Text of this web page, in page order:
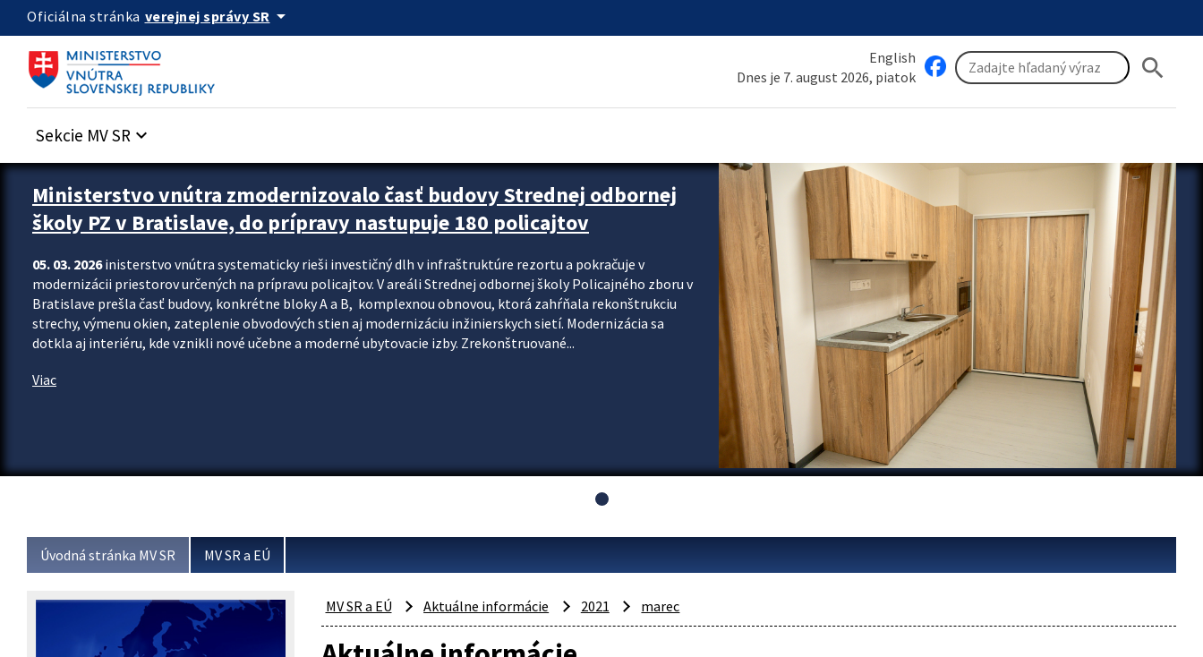
Preskocit na hlavný obsah
Oficiálna stránka verejnej správy SR arrow_drop_down
English
Dnes je 7. august 2026, piatok
search
Sekcie MV SR keyboard_arrow_down
Ministerstvo vnútra zmodernizovalo časť budovy Strednej odbornej
školy PZ v Bratislave, do prípravy nastupuje 180 policajtov
05. 03. 2026inisterstvo vnútra systematicky rieši investičný dlh v infraštruktúre rezortu a pokračuje v
modernizácii priestorov určených na prípravu policajtov. V areáli Strednej odbornej školy Policajného zboru v
Bratislave prešla časť budovy, konkrétne bloky A a B, komplexnou obnovou, ktorá zahŕňala rekonštrukciu
strechy, výmenu okien, zateplenie obvodových stien aj modernizáciu inžinierskych sietí. Modernizácia sa
dotkla aj interiéru, kde vznikli nové učebne a moderné ubytovacie izby. Zrekonštruované...
Viac
Úvodná stránka MV SR MV SR a EÚ
MV SR a EÚ Aktuálne informácie 2021 marec